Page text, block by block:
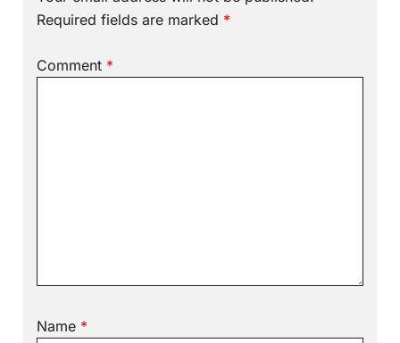
Required fields are marked *
Comment *
Name *